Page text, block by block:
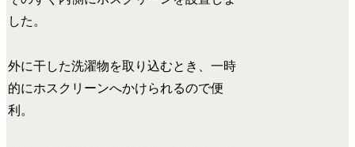
した。
外に干した洗濯物を取り込むとき、一時
的にホスクリーンへかけられるので便
利。